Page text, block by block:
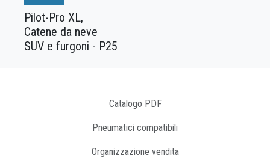
Pilot-Pro XL,
Catene da neve
SUV e furgoni - P25
Catalogo PDF
Pneumatici compatibili
Organizzazione vendita